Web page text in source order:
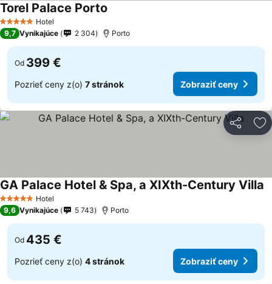
5 Počet hviezdičiek
Hotel
Torel Palace Porto
9,7 Vynikajúce 2 304 Porto
Od 399 €
Pozrieť ceny z(o) 7 stránok Zobraziť ceny
Zdieľať
5 Počet hviezdičiek
Hotel
GA Palace Hotel & Spa, a XIXth-Century Villa
9,6 Vynikajúce 5 743 Porto
Od 435 €
Pozrieť ceny z(o) 4 stránok Zobraziť ceny